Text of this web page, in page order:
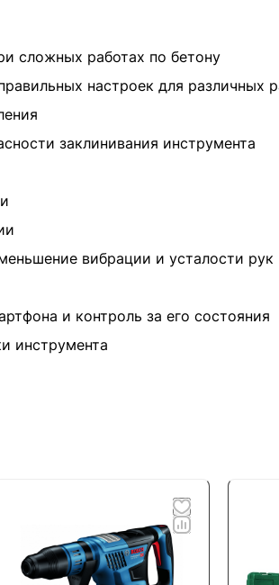
сложных работах по бетону
настроек для различных
заклинивания инструмента
вибрации и усталости рук
и контроль за его состояния
инструмента